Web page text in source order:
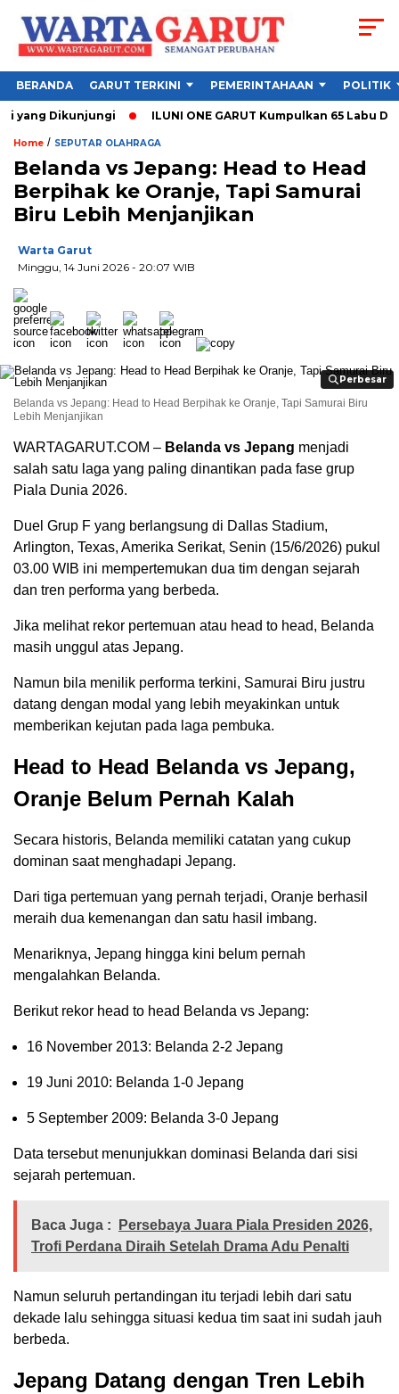
BERANDA GARUT TERKINI PEMERINTAHAAN POLITIK
Dikunjungi ILUNI ONE GARUT Kumpulkan 65 Labu
Home / SEPUTAR OLAHRAGA
Belanda vs Jepang: Head to Head
Berpihak ke Oranje, Tapi Samurai
Biru Lebih Menjanjikan
Warta Garut
Minggu, 14 Juni 2026 - 20:07 WIB
Perbesar
Perbesar
Belanda vs Jepang: Head to Head Berpihak ke Oranje, Tapi Samurai Biru
Lebih Menjanjikan
WARTAGARUT.COM – Belanda vs Jepang menjadi
salah satu laga yang paling dinantikan pada fase grup
Piala Dunia 2026.
Duel Grup F yang berlangsung di Dallas Stadium,
Arlington, Texas, Amerika Serikat, Senin (15/6/2026) pukul
03.00 WIB ini mempertemukan dua tim dengan sejarah
dan tren performa yang berbeda.
Jika melihat rekor pertemuan atau head to head, Belanda
masih unggul atas Jepang.
Namun bila menilik performa terkini, Samurai Biru justru
datang dengan modal yang lebih meyakinkan untuk
memberikan kejutan pada laga pembuka.
Head to Head Belanda vs Jepang,
Oranje Belum Pernah Kalah
Secara historis, Belanda memiliki catatan yang cukup
dominan saat menghadapi Jepang.
Dari tiga pertemuan yang pernah terjadi, Oranje berhasil
meraih dua kemenangan dan satu hasil imbang.
Menariknya, Jepang hingga kini belum pernah
mengalahkan Belanda.
Berikut rekor head to head Belanda vs Jepang:
16 November 2013: Belanda 2-2 Jepang
19 Juni 2010: Belanda 1-0 Jepang
5 September 2009: Belanda 3-0 Jepang
Data tersebut menunjukkan dominasi Belanda dari sisi
sejarah pertemuan.
Baca Juga :
Persebaya Juara Piala Presiden 2026,
Trofi Perdana Diraih Setelah Drama Adu Penalti
Namun seluruh pertandingan itu terjadi lebih dari satu
dekade lalu sehingga situasi kedua tim saat ini sudah jauh
berbeda.
Jepang Datang dengan Tren Lebih